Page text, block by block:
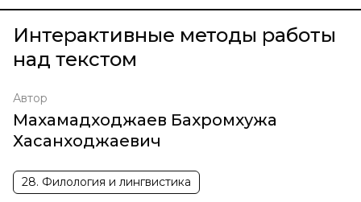
Интерактивные методы работы
над текстом
Автор
Махамадходжаев Бахромхужа
Хасанходжаевич
28. Филология и лингвистика